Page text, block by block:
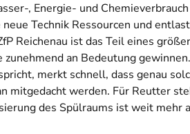
, Energie- und
neue Technik Ressourcen und
Reichenau ist das Teil eines
zunehmend an Bedeutung
merkt schnell, dass genau
mitgedacht werden. Für Reutter
des Spülraums ist weit mehr